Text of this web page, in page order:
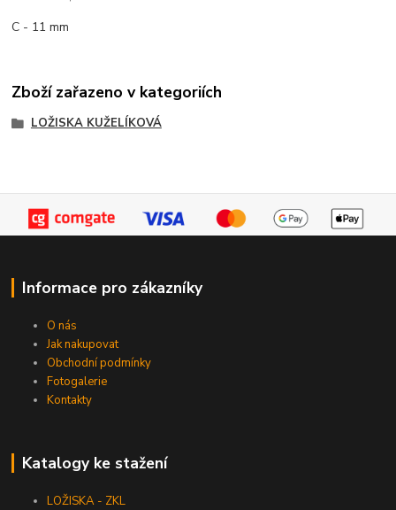
C - 11 mm
Zboží zařazeno v kategoriích
LOŽISKA KUŽELÍKOVÁ
Informace pro zákazníky
O nás
Jak nakupovat
Obchodní podmínky
Fotogalerie
Kontakty
Katalogy ke stažení
LOŽISKA - ZKL